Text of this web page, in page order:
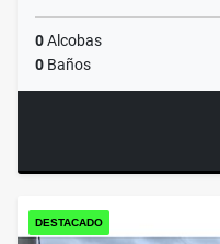
0Alcobas
0 Baños
DESTACADO